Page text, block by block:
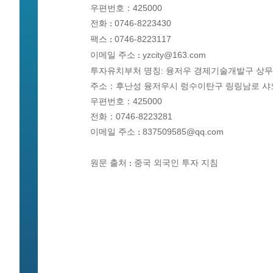
우편번호：425000
전화 ： 0746-8223430
팩스 ： 0746-8223117
이메일 주소 ： yzcity@163.com
투자유치부처 명칭: 융저우 경제기술개발구 상
주소：후난성 융저우시 렁수이탄구 링링남로
우편번호：425000
전화：0746-8223281
이메일 주소 ： 837509585@qq.com
원문 출처 ： 중국 외국인 투자 지침